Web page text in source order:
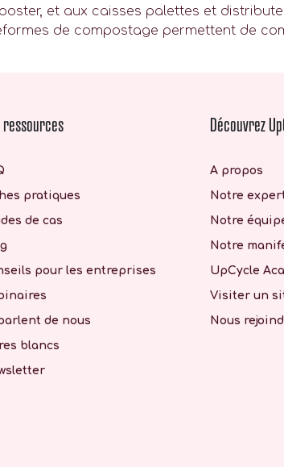
et aux caisses palettes et
de compostage permettent de
ressources
pratiques
de cas
pour les entreprises
de nous
blancs
Découvrez
A propos
Notre
Notre
Notre
UpCycle
Visiter un
Nous